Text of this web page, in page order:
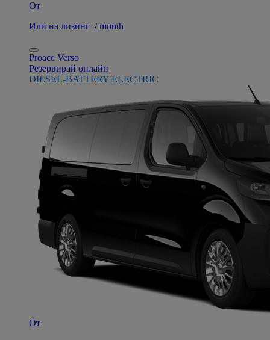
От
Или на лизинг / month
Proace Verso
Резервирай онлайн
DIESEL-BATTERY ELECTRIC
От